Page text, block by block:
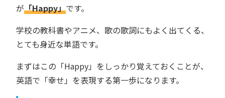
が「Happy」です。
学校の教科書やアニメ、歌の歌詞にもよく出てくる、
とても身近な単語です。
まずはこの「Happy」をしっかり覚えておくことが、
英語で「幸せ」を表現する第一歩になります。